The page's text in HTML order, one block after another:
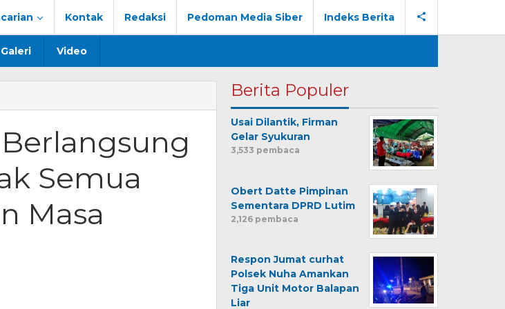
Kontak Redaksi Pedoman Media Siber Indeks Berita
Galeri Video
Semua
Masa
Berita Populer
Usai Dilantik, Firman
Gelar Syukuran
3,533 pembaca
Obert Datte Pimpinan
Sementara DPRD Lutim
2,126 pembaca
Respon Jumat curhat
Polsek Nuha Amankan
Tiga Unit Motor Balapan
Liar